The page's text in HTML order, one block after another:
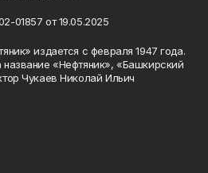
01857 от 19.05.2025
издается с февраля 1947 года.
«Нефтяник», «Башкирский
Чукаев Николай Ильич